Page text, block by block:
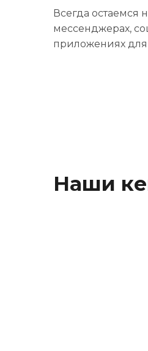
Всегда остаемся
мессенджерах,
приложениях
Наши